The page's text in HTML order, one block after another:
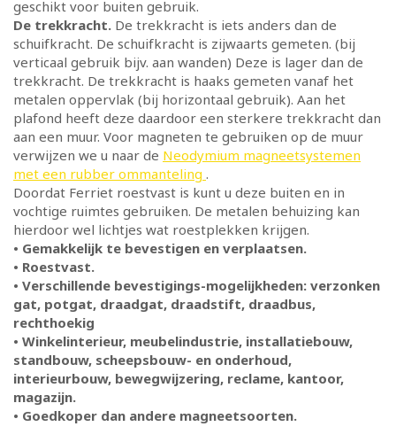
geschikt voor buiten gebruik.
De trekkracht. De trekkracht is iets anders dan de
schuifkracht. De schuifkracht is zijwaarts gemeten. (bij
verticaal gebruik bijv. aan wanden) Deze is lager dan de
trekkracht. De trekkracht is haaks gemeten vanaf het
metalen oppervlak (bij horizontaal gebruik). Aan het
plafond heeft deze daardoor een sterkere trekkracht dan
aan een muur. Voor magneten te gebruiken op de muur
verwijzen we u naar de Neodymium magneetsystemen
met een rubber ommanteling .
Doordat Ferriet roestvast is kunt u deze buiten en in
vochtige ruimtes gebruiken. De metalen behuizing kan
hierdoor wel lichtjes wat roestplekken krijgen.
• Gemakkelijk te bevestigen en verplaatsen.
• Roestvast.
• Verschillende bevestigings-mogelijkheden: verzonken
gat, potgat, draadgat, draadstift, draadbus,
rechthoekig
• Winkelinterieur, meubelindustrie, installatiebouw,
standbouw, scheepsbouw- en onderhoud,
interieurbouw, bewegwijzering, reclame, kantoor,
magazijn.
• Goedkoper dan andere magneetsoorten.